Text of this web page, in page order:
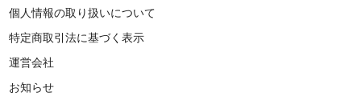
個人情報の取り扱いについて
特定商取引法に基づく表示
運営会社
お知らせ